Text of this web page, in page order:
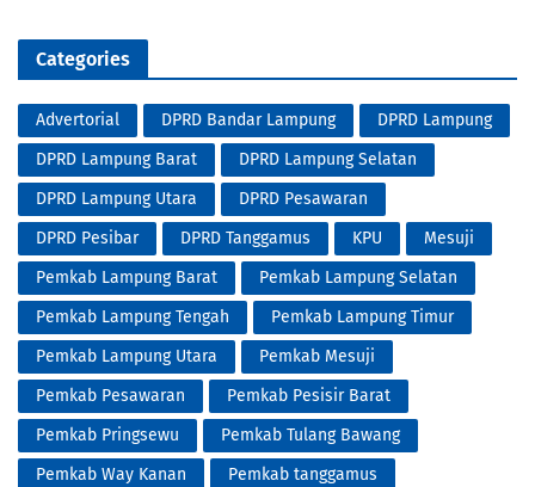
Categories
Advertorial DPRD Bandar Lampung
DPRD Lampung
DPRD Lampung Barat
DPRD Lampung Selatan
DPRD Lampung Utara
DPRD Pesawaran
DPRD Pesibar
DPRD Tanggamus KPU
Mesuji
Pemkab Lampung Barat
Pemkab Lampung Selatan
Pemkab Lampung Tengah
Pemkab Lampung Timur
Pemkab Lampung Utara
Pemkab Mesuji
Pemkab Pesawaran
Pemkab Pesisir Barat
Pemkab Pringsewu
Pemkab Tulang Bawang
Pemkab Way Kanan
Pemkab tanggamus